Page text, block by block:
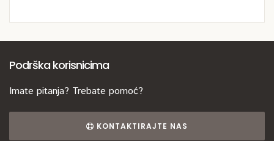
Podrška korisnicima
Imate pitanja? Trebate pomoć?
KONTAKTIRAJTE NAS